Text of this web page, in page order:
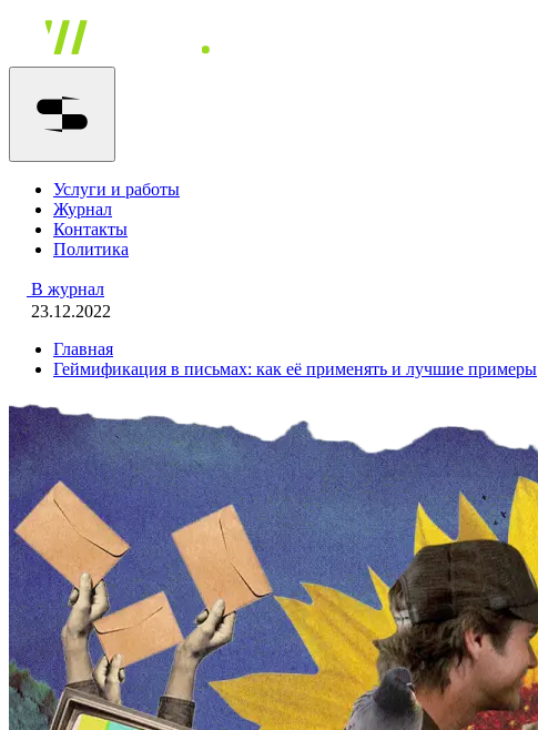
Услуги и работы
Журнал
Контакты
Политика
В журнал
23.12.2022
Главная
Геймификация в письмах: как её применять и лучшие примеры